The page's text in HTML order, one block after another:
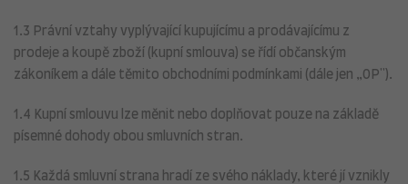
1.3 Právní vztahy vyplývající kupujícímu a prodávajícímu z
prodeje a koupě zboží (kupní smlouva) se řídí občanským
zákoníkem a dále těmito obchodními podmínkami (dále jen „OP").
1.4 Kupní smlouvu lze měnit nebo doplňovat pouze na základě
písemné dohody obou smluvních stran.
1.5 Každá smluvní strana hradí ze svého náklady, které jí vznikly